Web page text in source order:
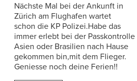
Nächste Mal bei der Ankunft in
Zürich am Flughafen wartet
schon die KP Polizei.Habe das
immer erlebt bei der
Asien oder Brasilien nach Hause
gekommen bin,mit dem Flieger.
Geniesse noch deine Ferien!!